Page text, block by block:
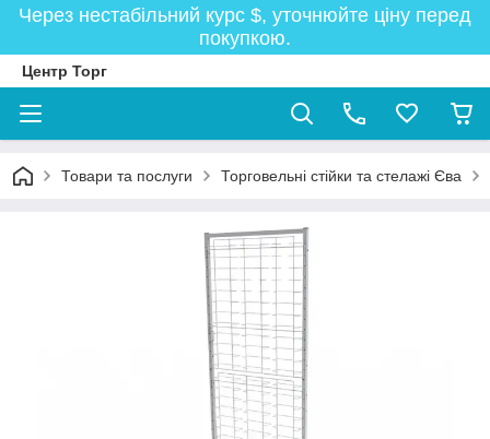
Через нестабільний курс $, уточнюйте ціну перед
покупкою.
Центр Торг
Товари та послуги Торговельні стійки та стелажі Єва